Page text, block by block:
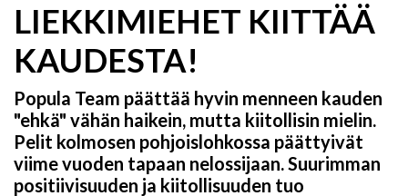
LIEKKIMIEHET KIITTÄÄ
KAUDESTA!
Popula Team päättää hyvin menneen kauden
"ehkä" vähän haikein, mutta kiitollisin mielin.
Pelit kolmosen pohjoislohkossa päättyivät
viime vuoden tapaan nelossijaan. Suurimman
positiivisuuden ja kiitollisuuden tuo